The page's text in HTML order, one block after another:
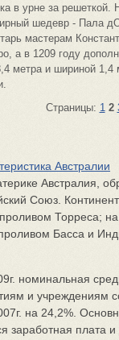
в урне за
шедевр - Пала
мастерам
а в 1209 году
метра и шириной 1,4
Страницы: 1 2
Австралии
Австралия,
Союз.
Торреса;
Басса и
номинальная
и учреждениям
на 24,2%.
заработная плата и